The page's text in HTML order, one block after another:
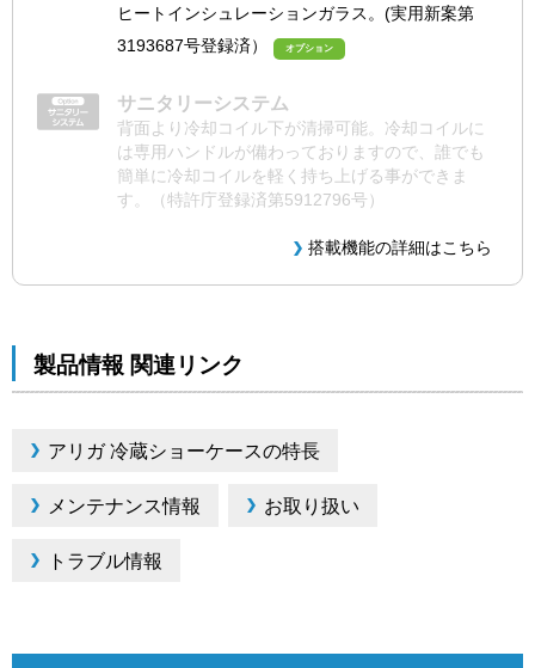
ヒートインシュレーションガラス。(実用新案第
3193687号登録済）
オプション
サニタリーシステム
背面より冷却コイル下が清掃可能。冷却コイルに
は専用ハンドルが備わっておりますので、誰でも
簡単に冷却コイルを軽く持ち上げる事ができま
す。（特許庁登録済第5912796号）
搭載機能の詳細はこちら
製品情報 関連リンク
アリガ 冷蔵ショーケースの特長
メンテナンス情報 お取り扱い
トラブル情報